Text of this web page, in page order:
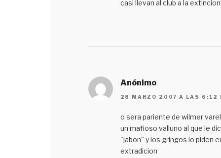
casi llevan al club a la
Anónimo
28 MARZO 2007 A LAS 6:12
o sera pariente de wilmer
un mafioso valluno al que le
"jabon" y los gringos lo piden
extradicion